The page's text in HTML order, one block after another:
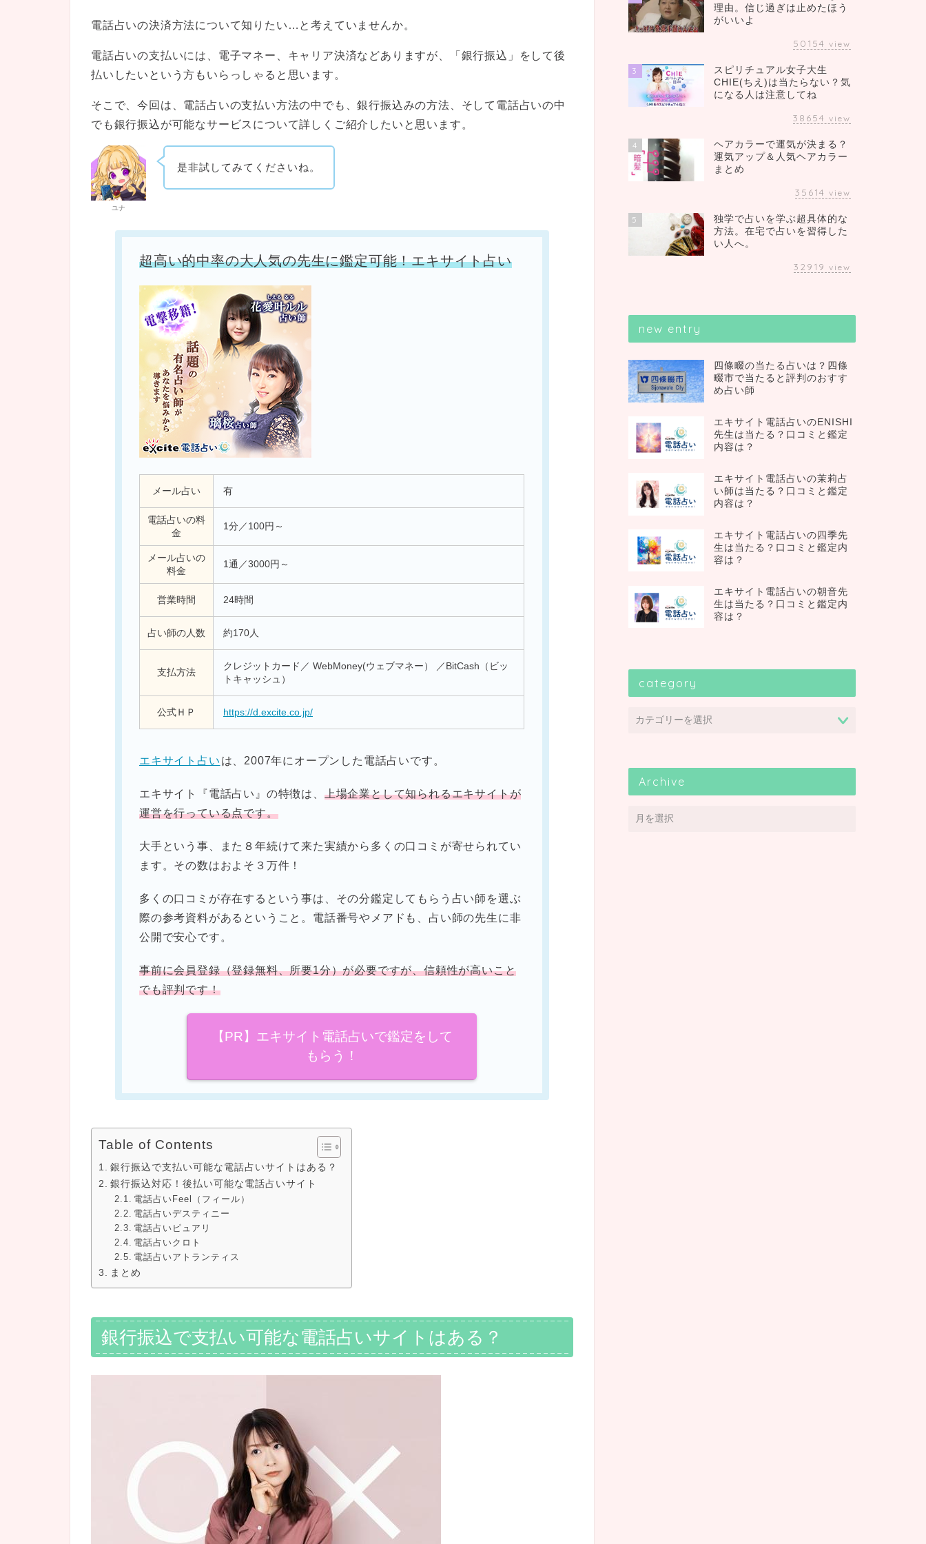
電話占いの決済方法について知りたい…と考えていませんか。
電話占いの支払いには、電子マネー、キャリア決済などありますが、「銀行振込」をして後
払いしたいという方もいらっしゃると思います。
そこで、今回は、電話占いの支払い方法の中でも、銀行振込みの方法、そして電話占いの中
でも銀行振込が可能なサービスについて詳しくご紹介したいと思います。
ユナ
是非試してみてくださいね。
超高い的中率の大人気の先生に鑑定可能！エキサイト占い
メール占い 有
電話占いの料
金
1分／100円～
メール占いの
料金
1通／3000円～
営業時間 24時間
占い師の人数 約170人
支払方法
クレジットカード／ WebMoney(ウェブマネー） ／BitCash（ビッ
トキャッシュ）
公式ＨＰ https://d.excite.co.jp/
エキサイト占い は、2007年にオープンした電話占いです。
エキサイト『電話占い』の特徴は、 上場企業として知られるエキサイトが
運営を行っている点です。
大手という事、また８年続けて来た実績から多くの口コミが寄せられてい
ます。その数はおよそ３万件！
多くの口コミが存在するという事は、その分鑑定してもらう占い師を選ぶ
際の参考資料があるということ。電話番号やメアドも、占い師の先生に非
公開で安心です。
事前に会員登録（登録無料、所要1分）が必要ですが、信頼性が高いこと
でも評判です！
【PR】エキサイト電話占いで鑑定をして
もらう！
Table of Contents
銀行振込で支払い可能な電話占いサイトはある？
銀行振込対応！後払い可能な電話占いサイト
電話占いFeel（フィール）
電話占いデスティニー
電話占いピュアリ
電話占いクロト
電話占いアトランティス
まとめ
銀行振込で支払い可能な電話占いサイトはある？
理由。信じ過ぎは止めたほう
がいいよ
50154 view
3
スピリチュアル女子大生
CHIE(ちえ)は当たらない？気
になる人は注意してね
38654 view
4
ヘアカラーで運気が決まる？
運気アップ＆人気ヘアカラー
まとめ
35614 view
5
独学で占いを学ぶ超具体的な
方法。在宅で占いを習得した
い人へ。
32919 view
new entry
四條畷の当たる占いは？四條
畷市で当たると評判のおすす
め占い師
エキサイト電話占いのENISHI
先生は当たる？口コミと鑑定
内容は？
エキサイト電話占いの茉莉占
い師は当たる？口コミと鑑定
内容は？
エキサイト電話占いの四季先
生は当たる？口コミと鑑定内
容は？
エキサイト電話占いの朝音先
生は当たる？口コミと鑑定内
容は？
category
Archive